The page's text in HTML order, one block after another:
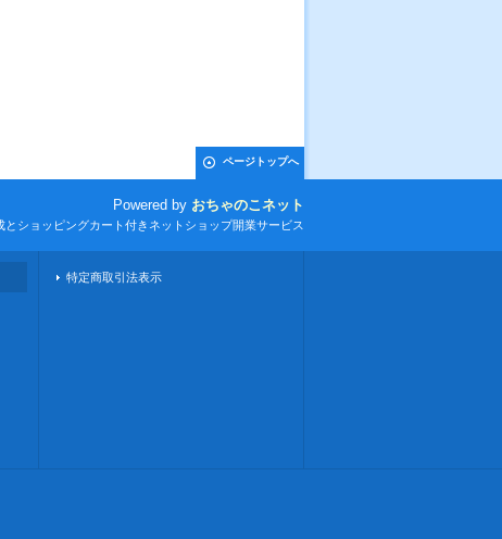
ページトップへ
Powered by おちゃのこネット
とショッピングカート付きネットショップ開業サービス
特定商取引法表示